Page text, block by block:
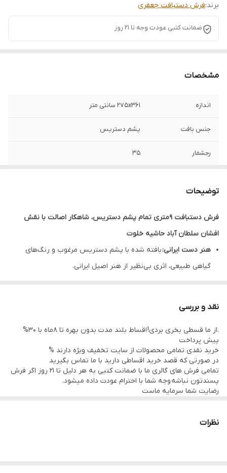
برند:فرش دستبافت جعفری
ضمانت کتبی عودت وجه تا 21 روز
مشخصات
اندازه 275x361 سانتی متر
جنس بافت پشم دستریس
رجشمار 35
توضیحات
فرش دستبافت 9متری تمام پشم دستریس، شاهکار اصالت با نقش
افشان سلطان آباد حاشیه خلوت
هنر دست ایرانی:بافته شده با پشم دستریس مرغوب و رنگ‌های
گیاهی طبیعی، اثری بی‌نظیر از هنر اصیل ایرانی.
رنگ‌های گیاهی: استفاده از رنگ‌های طبیعی، آرامش و لطافت را به
فضای خانه شما هدیه می‌کند.
ابعاد مناسب:
9 متر مربع (3.5در2.5)، ایده‌آل برای فضای اصلی و
مبلمان 9 نفره .
تجربه حسی بی‌نظیر:
سرمایه‌گذاری ماندگار:
نقد و بررسی
.از ما قسطی بخری بردی! اقساط بلند مدت بدون بهره تا 8ماه با 30%
پیش پرداخت
خرید نقدی تمامی محصولات از سایت تخفیف ویژه دارند %
در صورتی که قصد خرید اقساطی دارید با ما تماس بگیرید
تمامی فرش های گالری ما با ضمانت کتبی به هر دلیل تا 21 روز اگر فرش
پسندتون نباشه وجه شما با احترام عودت داده میشود.
رضایت شما سرمایه ماست
از فلسطین اشعالی) پذیرفته میشود
نظرات